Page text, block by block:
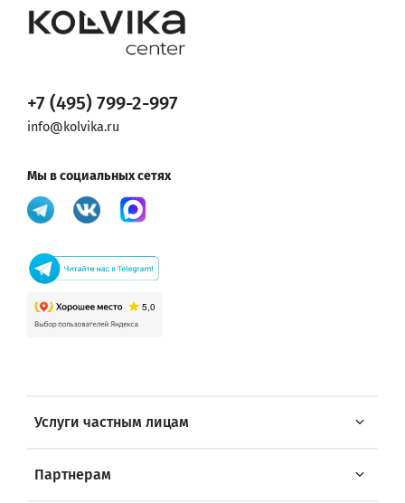
Услуги частным лицам
Партнерам
+7 (495) 799-2-997
info@kolvika.ru
Мы в социальных сетях